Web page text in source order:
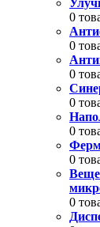
0
0
0
0
0
0
0